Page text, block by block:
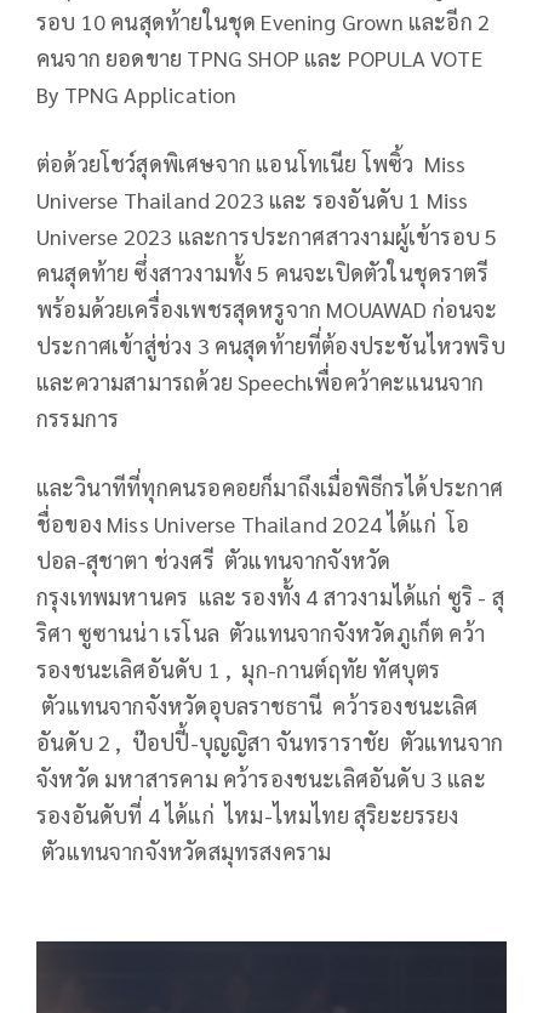
รอบ 10 คนสุดท้ายในชุด Evening Grown และอีก 2
คนจาก ยอดขาย TPNG SHOP และ POPULA VOTE
By TPNG Application
ต่อด้วยโชว์สุดพิเศษจาก แอนโทเนีย โพซิ้ว Miss
Universe Thailand 2023 และ รองอันดับ 1 Miss
Universe 2023 และการประกาศสาวงามผู้เข้ารอบ 5
คนสุดท้าย ซึ่งสาวงามทั้ง 5 คนจะเปิดตัวในชุดราตรี
พร้อมด้วยเครื่องเพชรสุดหรูจาก MOUAWAD ก่อนจะ
ประกาศเข้าสู่ช่วง 3 คนสุดท้ายที่ต้องประชันไหวพริบ
และความสามารถด้วย Speechเพื่อคว้าคะแนนจาก
กรรมการ
และวินาทีที่ทุกคนรอคอยก็มาถึงเมื่อพิธีกรได้ประกาศ
ชื่อของ Miss Universe Thailand 2024 ได้แก่ โอ
ปอล-สุชาตา ช่วงศรี ตัวแทนจากจังหวัด
กรุงเทพมหานคร และ รองทั้ง 4 สาวงามได้แก่ ซูริ - สุ
ริศา ซูซานน่า เรโนล ตัวแทนจากจังหวัดภูเก็ต คว้า
รองชนะเลิศอันดับ 1 , มุก-กานต์ฤทัย ทัศบุตร
ตัวแทนจากจังหวัดอุบลราชธานี คว้ารองชนะเลิศ
อันดับ 2 , ป๊อปปี้-บุญญิสา จันทราราชัย ตัวแทนจาก
จังหวัด มหาสารคาม คว้ารองชนะเลิศอันดับ 3 และ
รองอันดับที่ 4 ได้แก่ ไหม-ไหมไทย สุริยะยรรยง
ตัวแทนจากจังหวัดสมุทรสงคราม